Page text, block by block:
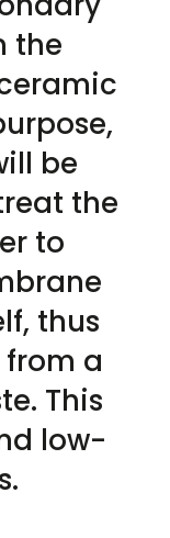
the
be
the
to
thus
from a
This
low-